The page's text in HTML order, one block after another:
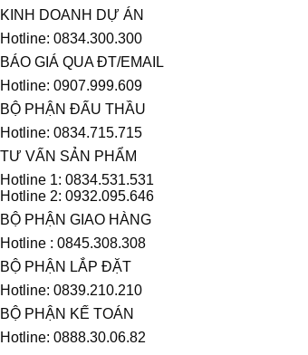
KINH DOANH DỰ ÁN
Hotline: 0834.300.300
BÁO GIÁ QUA ĐT/EMAIL
Hotline: 0907.999.609
BỘ PHẬN ĐẤU THẦU
Hotline: 0834.715.715
TƯ VẤN SẢN PHẨM
Hotline 1: 0834.531.531
Hotline 2: 0932.095.646
BỘ PHẬN GIAO HÀNG
Hotline : 0845.308.308
BỘ PHẬN LẮP ĐẶT
Hotline: 0839.210.210
BỘ PHẬN KẾ TOÁN
Hotline: 0888.30.06.82